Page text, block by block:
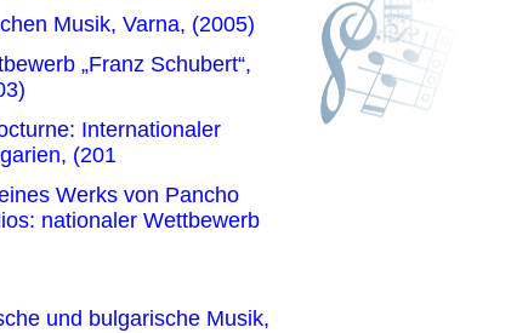
Musik, Varna, (2005)
„Franz Schubert“,
Internationaler
(201
Werks von Pancho
nationaler Wettbewerb
und bulgarische Musik,